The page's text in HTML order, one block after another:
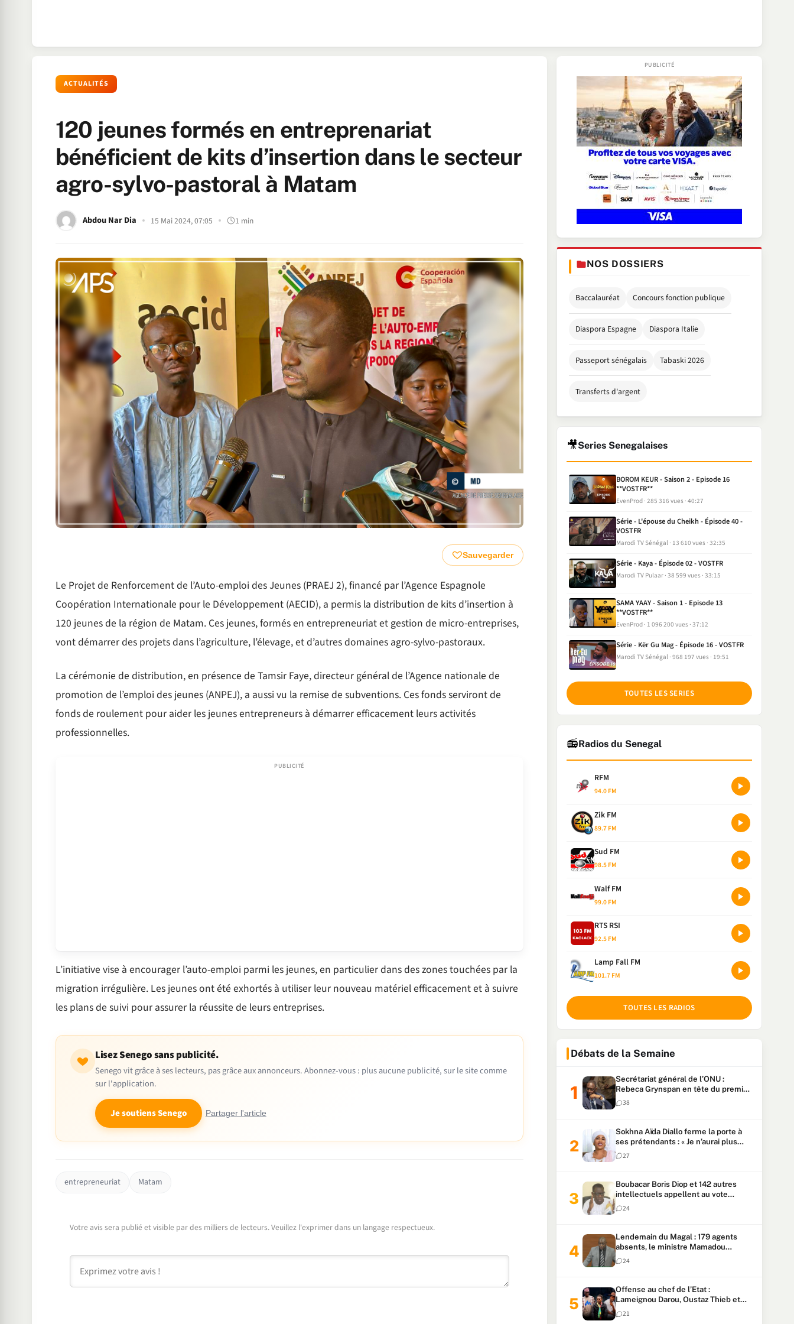
ACTUALITÉS
120 jeunes formés en entreprenariat
bénéficient de kits d’insertion dans le secteur
agro-sylvo-pastoral à Matam
Abdou Nar Dia 15 Mai 2024, 07:05 1 min
Sauvegarder
Le Projet de Renforcement de l’Auto-emploi des Jeunes (PRAEJ 2), financé par l’Agence Espagnole
Coopération Internationale pour le Développement (AECID), a permis la distribution de kits d’insertion à
120 jeunes de la région de Matam. Ces jeunes, formés en entrepreneuriat et gestion de micro-entreprises,
vont démarrer des projets dans l’agriculture, l’élevage, et d’autres domaines agro-sylvo-pastoraux.
La cérémonie de distribution, en présence de Tamsir Faye, directeur général de l’Agence nationale de
promotion de l’emploi des jeunes (ANPEJ), a aussi vu la remise de subventions. Ces fonds serviront de
fonds de roulement pour aider les jeunes entrepreneurs à démarrer efficacement leurs activités
professionnelles.
L’initiative vise à encourager l’auto-emploi parmi les jeunes, en particulier dans des zones touchées par la
migration irrégulière. Les jeunes ont été exhortés à utiliser leur nouveau matériel efficacement et à suivre
les plans de suivi pour assurer la réussite de leurs entreprises.
Lisez Senego sans publicité.
Senego vit grâce à ses lecteurs, pas grâce aux annonceurs. Abonnez-vous : plus aucune publicité, sur le site comme
sur l'application.
Je soutiens Senego Partager l'article
entrepreneuriat Matam
Votre avis sera publié et visible par des milliers de lecteurs. Veuillez l'exprimer dans un langage respectueux.
Commentaire
NOS DOSSIERS
Baccalauréat Concours fonction publique
Diaspora Espagne Diaspora Italie
Passeport sénégalais Tabaski 2026
Transferts d'argent
🎥Series Senegalaises
BOROM KEUR - Saison 2 - Episode 16
**VOSTFR**
EvenProd 285 316 vues 40:27
Série - L'épouse du Cheikh - Épisode 40 -
VOSTFR
Marodi TV Sénégal 13 610 vues 32:35
Série - Kaya - Épisode 02 - VOSTFR
Marodi TV Pulaar 38 599 vues 33:15
SAMA YAAY - Saison 1 - Episode 13
**VOSTFR**
EvenProd 1 096 200 vues 37:12
Série - Kër Gu Mag - Épisode 16 - VOSTFR
Marodi TV Sénégal 968 197 vues 19:51
TOUTES LES SERIES
📻Radios du Senegal
RFM
94.0 FM
Zik FM
89.7 FM
Sud FM
98.5 FM
Walf FM
99.0 FM
RTS RSI
92.5 FM
Lamp Fall FM
101.7 FM
TOUTES LES RADIOS
Débats de la Semaine
Secrétariat général de l’ONU :
Rebeca Grynspan en tête du premier
vote, Macky Sall pointe à la 5ᵉ place
38
Sokhna Aïda Diallo ferme la porte à
ses prétendants : « Je n’aurai plus
jamais un autre mari »
27
Boubacar Boris Diop et 142 autres
intellectuels appellent au vote
urgent de la révision
constitutionnelle
24
Lendemain du Magal : 179 agents
absents, le ministre Mamadou
Lamine Dianté exige des explications
24
Offense au chef de l’Etat :
Lameignou Darou, Oustaz Thieb et
Ndiaye Touba lourdement
condamnés
21